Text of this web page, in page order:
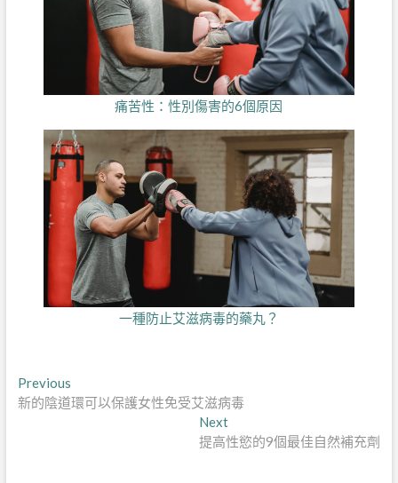
痛苦性：性別傷害的6個原因
一種防止艾滋病毒的藥丸？
文
章
PreviousPrevious
post:
新的陰道環可以保護女性免受艾滋病毒
NextNext
post:
提高性慾的9個最佳自然補充劑